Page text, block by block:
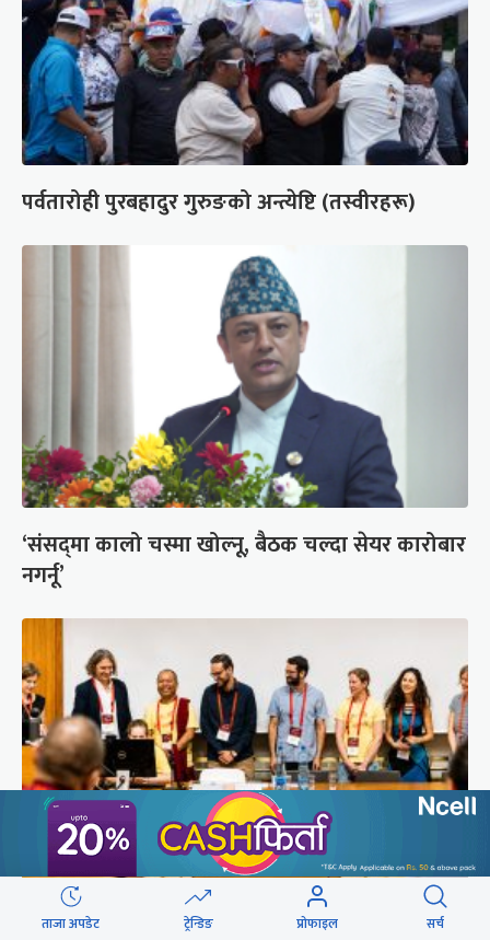
पर्वतारोही पुरबहादुर गुरुङको अन्त्येष्टि (तस्वीरहरू)
‘संसद्‍मा कालो चस्मा खोल्नू, बैठक चल्दा सेयर कारोबार
नगर्नू’
सुरक्षा रिपोर्ट : प्राज्ञिक आवरणमा तिब्बत पक्षीय भाष्य
ताजा अपडेट ट्रेन्डिङ प्रोफाइल सर्च